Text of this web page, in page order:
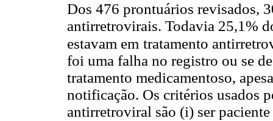
Dos 476 prontuários revisados,
antirretrovirais. Todavia 25,1%
estavam em tratamento
foi uma falha no registro ou se
tratamento medicamentoso,
notificação. Os critérios usados
antirretroviral são (i) ser